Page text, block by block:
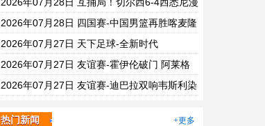
步者 佩德罗替补3射1传阿隆索开门红
2026年07月28日 四国赛-中国男篮再胜喀麦隆
贺希宁25+4+6 焦泊乔17+8
2026年07月27日 天下足球-全新时代
2026年07月27日 友谊赛-霍伊伦破门 阿莱格
里首胜那不勒斯2-0意乙队
2026年07月27日 友谊赛-迪巴拉双响韦斯利染
热门新闻 +更多